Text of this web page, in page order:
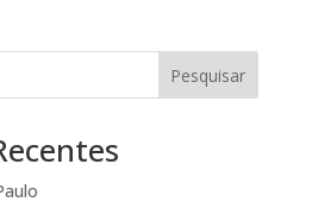
Pesquisar